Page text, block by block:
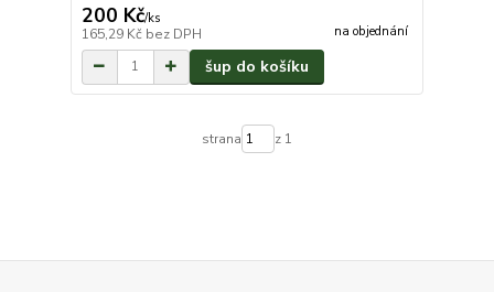
200 Kč/ks
165,29 Kč bez DPH na objednání
šup do košíku
strana z 1